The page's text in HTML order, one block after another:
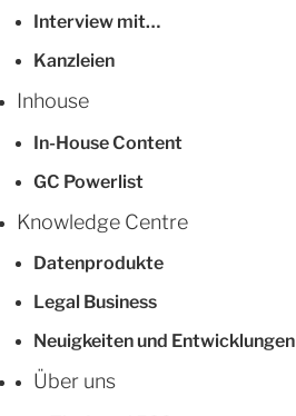
Interview mit…
Kanzleien
Inhouse
In-House Content
GC Powerlist
Knowledge Centre
Datenprodukte
Legal Business
Neuigkeiten und Entwicklungen
Über uns